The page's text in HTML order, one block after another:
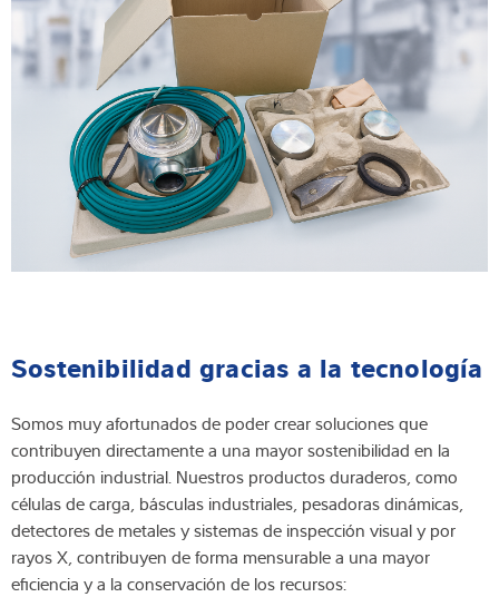
Sostenibilidad gracias a la tecnología
Somos muy afortunados de poder crear soluciones que
contribuyen directamente a una mayor sostenibilidad en la
producción industrial. Nuestros productos duraderos, como
células de carga, básculas industriales, pesadoras dinámicas,
detectores de metales y sistemas de inspección visual y por
rayos X, contribuyen de forma mensurable a una mayor
eficiencia y a la conservación de los recursos: